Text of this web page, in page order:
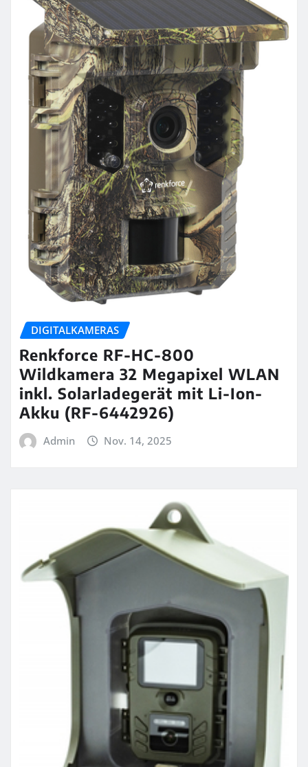
DIGITALKAMERAS
Renkforce RF-HC-800
Wildkamera 32 Megapixel WLAN
inkl. Solarladegerät mit Li-Ion-
Akku (RF-6442926)
Admin Nov. 14, 2025